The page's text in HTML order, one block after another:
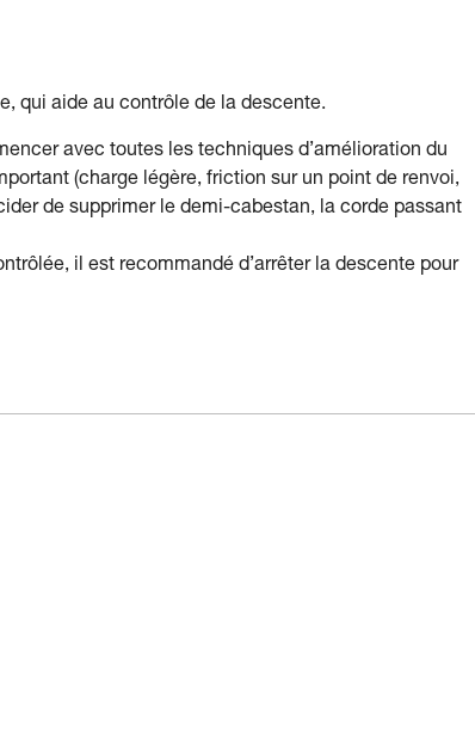
qui aide au contrôle de la descente.
avec toutes les techniques d’amélioration du
(charge légère, friction sur un point de renvoi,
de supprimer le demi-cabestan, la corde passant
il est recommandé d’arrêter la descente pour